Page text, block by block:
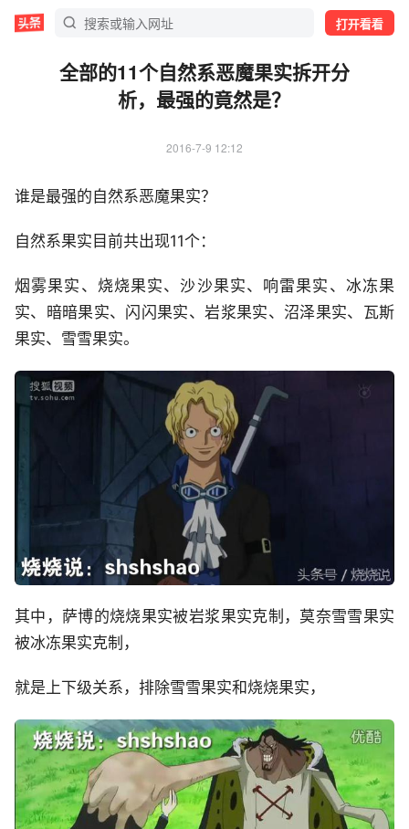
打开看看
全部的11个自然系恶魔果实拆开分
析，最强的竟然是？
2016-7-9 12:12
谁是最强的自然系恶魔果实？
自然系果实目前共出现11个：
烟雾果实、烧烧果实、沙沙果实、响雷果实、冰冻果
实、暗暗果实、闪闪果实、岩浆果实、沼泽果实、瓦斯
果实、雪雪果实。
其中，萨博的烧烧果实被岩浆果实克制，莫奈雪雪果实
被冰冻果实克制，
就是上下级关系，排除雪雪果实和烧烧果实，